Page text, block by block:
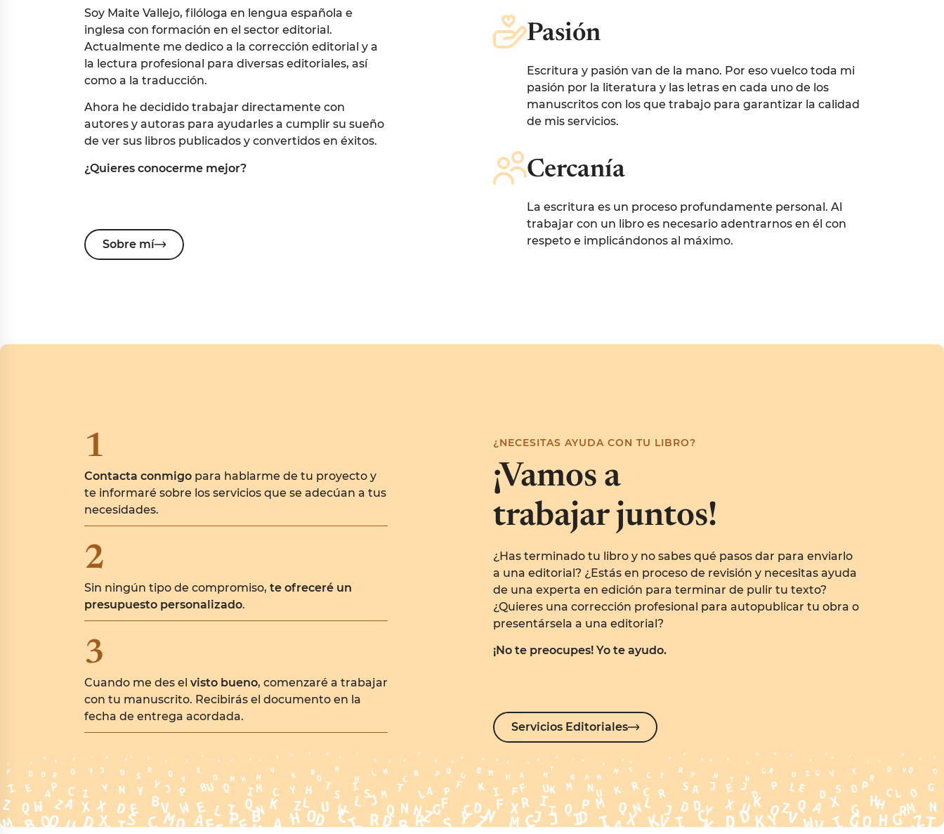
Soy Maite Vallejo, filóloga en lengua española e
inglesa con formación en el sector editorial.
Actualmente me dedico a la corrección editorial y a
la lectura profesional para diversas editoriales, así
como a la traducción.
Ahora he decidido trabajar directamente con
autores y autoras para ayudarles a cumplir su sueño
de ver sus libros publicados y convertidos en éxitos.
¿Quieres conocerme mejor?
Sobre mí
Pasión
Escritura y pasión van de la mano. Por eso vuelco toda mi
pasión por la literatura y las letras en cada uno de los
manuscritos con los que trabajo para garantizar la calidad
de mis servicios.
Cercanía
La escritura es un proceso profundamente personal. Al
trabajar con un libro es necesario adentrarnos en él con
respeto e implicándonos al máximo.
1
Contacta conmigo para hablarme de tu proyecto y
te informaré sobre los servicios que se adecúan a tus
necesidades.
2
Sin ningún tipo de compromiso, te ofreceré un
presupuesto personalizado.
3
Cuando me des el visto bueno, comenzaré a trabajar
con tu manuscrito. Recibirás el documento en la
fecha de entrega acordada.
¿NECESITAS AYUDA CON TU LIBRO?
¡Vamos a
trabajar juntos!
¿Has terminado tu libro y no sabes qué pasos dar para enviarlo
a una editorial? ¿Estás en proceso de revisión y necesitas ayuda
de una experta en edición para terminar de pulir tu texto?
¿Quieres una corrección profesional para autopublicar tu obra o
presentársela a una editorial?
¡No te preocupes! Yo te ayudo.
Servicios Editoriales